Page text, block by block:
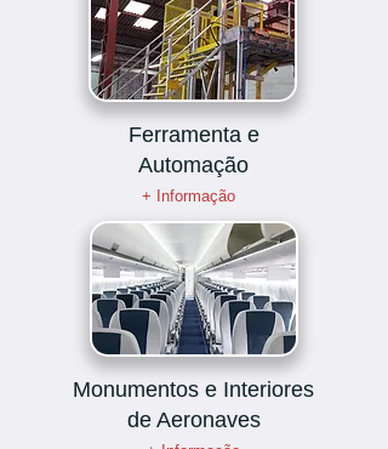
Ferramenta e
Automação
+ Informação
Monumentos e Interiores
de Aeronaves